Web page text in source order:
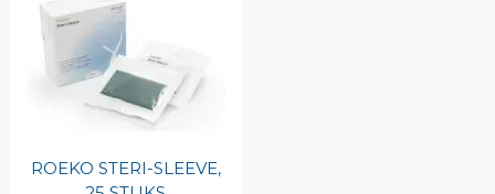
ROEKO STERI-SLEEVE,